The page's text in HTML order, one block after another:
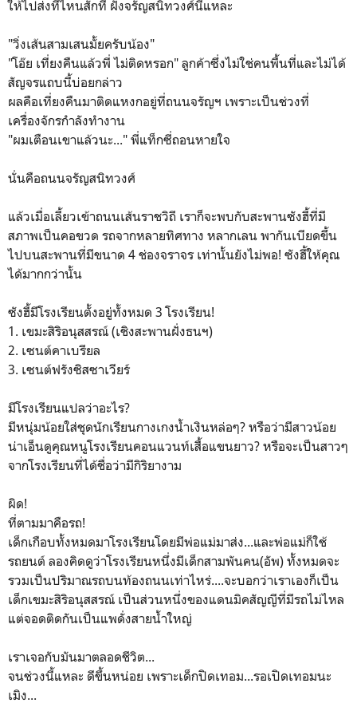
ให้ไปส่งที่ไหนสักที่ ฝั่งจรัญสนิทวงศ์นี่แหละ
"วิ่งเส้นสามเสนมั้ยครับน้อง"
"โอ๊ย เที่ยงคืนแล้วพี่ ไม่ติดหรอก" ลูกค้าซึ่งไม่ใช่คนพื้นที่และไม่ได้
สัญจรแถบนี้บ่อยกล่าว
ผลคือเที่ยงคืนมาติดแหงกอยู่ที่ถนนจรัญฯ เพราะเป็นช่วงที่
เครื่องจักรกำลังทำงาน
"ผมเตือนเขาแล้วนะ..." พี่แท็กซี่ถอนหายใจ
นั่นคือถนนจรัญสนิทวงศ์
แล้วเมื่อเลี้ยวเข้าถนนเส้นราชวิถี เราก็จะพบกับสะพานซังฮี้ที่มี
สภาพเป็นคอขวด รถจากหลายทิศทาง หลากเลน พากันเบียดขึ้น
ไปบนสะพานที่มีขนาด 4 ช่องจราจร เท่านั้นยังไม่พอ! ซังฮี้ให้คุณ
ได้มากกว่านั้น
ซังฮี้มีโรงเรียนตั้งอยู่ทั้งหมด 3 โรงเรียน!
1. เขมะสิริอนุสสรณ์ (เชิงสะพานฝั่งธนฯ)
2. เซนต์คาเบรียล
3. เซนต์ฟรังซิสซาเวียร์
มีโรงเรียนแปลว่าอะไร?
มีหนุ่มน้อยใส่ชุดนักเรียนกางเกงน้ำเงินหล่อๆ? หรือว่ามีสาวน้อย
น่าเอ็นดูคุณหนูโรงเรียนคอนแวนท์เสื้อแขนยาว? หรือจะเป็นสาวๆ
จากโรงเรียนที่ได้ชื่อว่ามีกิริยางาม
ผิด!
ที่ตามมาคือรถ!
เด็กเกือบทั้งหมดมาโรงเรียนโดยมีพ่อแม่มาส่ง...และพ่อแม่ก็ใช้
รถยนต์ ลองคิดดูว่าโรงเรียนหนึ่งมีเด็กสามพันคน(อัพ) ทั้งหมดจะ
รวมเป็นปริมาณรถบนท้องถนนเท่าไหร่....จะบอกว่าเราเองก็เป็น
เด็กเขมะสิริอนุสสรณ์ เป็นส่วนหนึ่งของแดนมิคสัญญีที่มีรถไม่ไหล
แต่จอดติดกันเป็นแพดั่งสายน้ำใหญ่
เราเจอกับมันมาตลอดชีวิต...
จนช่วงนี้แหละ ดีขึ้นหน่อย เพราะเด็กปิดเทอม...รอเปิดเทอมนะ
เมิง...